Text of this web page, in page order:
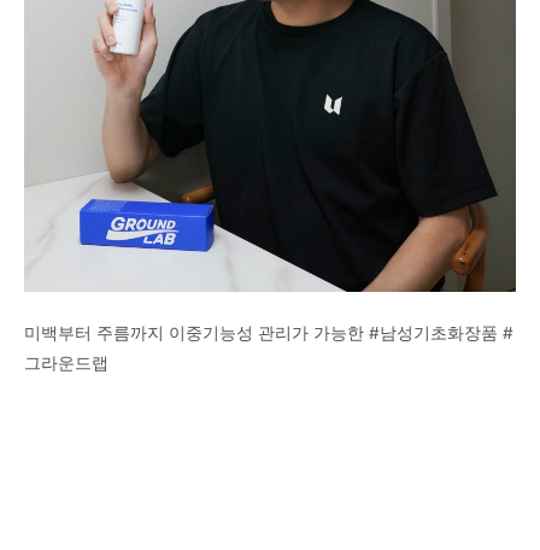
미백부터 주름까지 이중기능성 관리가 가능한 #남성기초화장품 #
그라운드랩